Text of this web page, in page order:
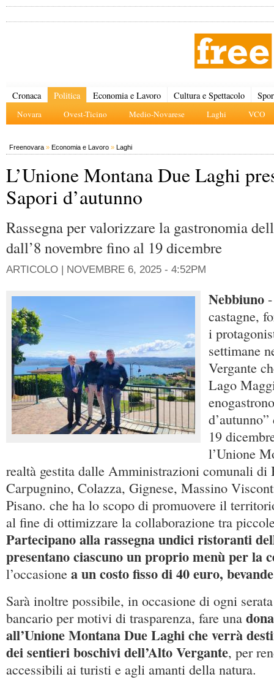
Cronaca Politica
Novara Ovest-Ticino Medio-Novarese Laghi VCO
Economia e Lavoro Cultura e Spettacolo
Freenovara » Economia e Lavoro » Laghi
L’Unione Montana Due Laghi
Sapori d’autunno
Rassegna per valorizzare la gastronomia
dall’8 novembre fino al 19 dicembre
ARTICOLO | NOVEMBRE 6, 2025 - 4:52PM
Nebbiuno
castagne,
i
settimane
Vergante
Lago
19
l’Unione
realtà gestita dalle Amministrazioni comunali di
Carpugnino, Colazza, Gignese, Massino
Pisano. che ha lo scopo di promuovere il
al fine di ottimizzare la collaborazione tra
Partecipano alla rassegna undici ristoranti
presentano ciascuno un proprio menù per la
l’occasione a un costo fisso di 40 euro,
Sarà inoltre possibile, in occasione di ogni
bancario per motivi di trasparenza, fare una
all’Unione Montana Due Laghi che verrà
dei sentieri boschivi dell’Alto Vergante, per
accessibili ai turisti e agli amanti della natura.